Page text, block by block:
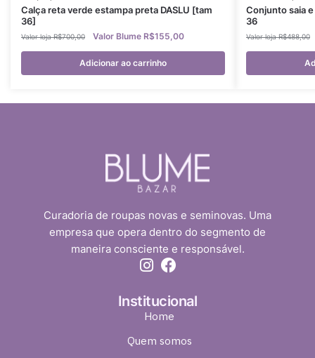
Calça reta verde estampa preta DASLU [tam
36]
R$700,00 R$155,00
Adicionar ao carrinho
Conjunto saia
36
R$488,00
Curadoria de roupas novas e seminovas. Uma
empresa que opera dentro do segmento de
maneira consciente e responsável.
Institucional
Home
Quem somos